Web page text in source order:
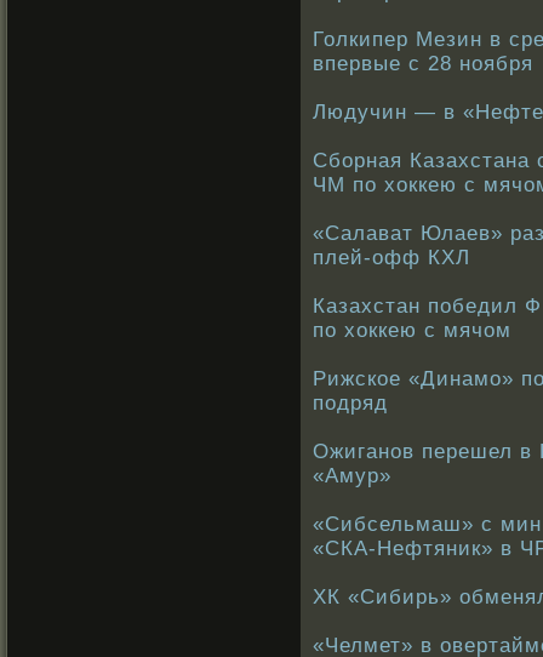
Голкипер Мезин в
впервые с 28 ноября
Людучин — в
Cборная
ЧМ по хоккею с
«Салават Юлаев»
плей-офф КХЛ
Казахстан победил
по хоккею с мячом
Рижское «Динамо»
подряд
Ожиганов перешел в
«Амур»
«Сибсельмаш» с
«СКА-Нефтяник» в
ХК «Сибирь»
«Челмет» в